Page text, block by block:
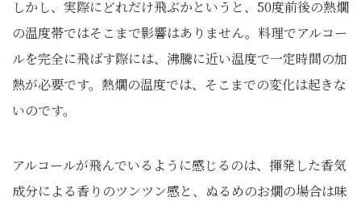
しかし、実際にどれだけ飛ぶかというと、50度前後の熱燗
の温度帯ではそこまで影響はありません。料理でアルコー
ルを完全に飛ばす際には、沸騰に近い温度で一定時間の加
熱が必要です。熱燗の温度では、そこまでの変化は起きな
いのです。
アルコールが飛んでいるように感じるのは、揮発した香気
成分による香りのツンツン感と、ぬるめのお燗の場合は味